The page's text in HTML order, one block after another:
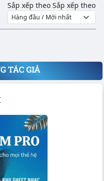
Sắp xếp theo Sắp xếp theo
TÁC GIẢ